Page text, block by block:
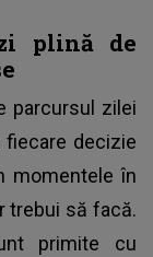
plină de
parcursul zilei
fiecare decizie
momentele în
trebui să facă.
primite cu